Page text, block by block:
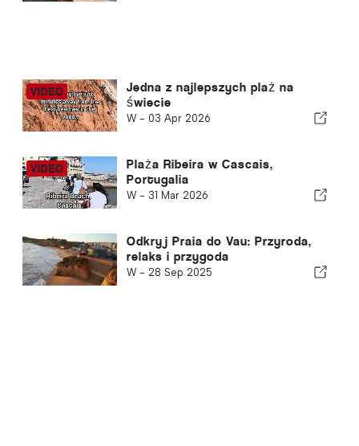
Jedna z najlepszych plaż na
świecie
W - 03 Apr 2026
Plaża Ribeira w Cascais,
Portugalia
W - 31 Mar 2026
Odkryj Praia do Vau: Przyroda,
relaks i przygoda
W - 28 Sep 2025